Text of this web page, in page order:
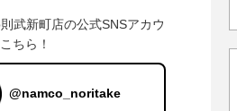
武新町店の公式SNSアカウ
ちら！
@namco_noritake